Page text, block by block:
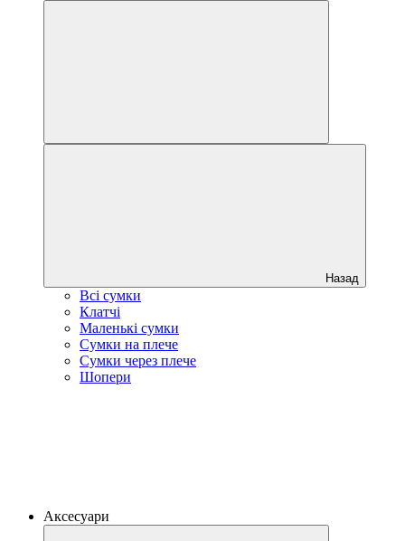
Назад
Всі сумки
Клатчі
Маленькі сумки
Сумки на плече
Сумки через плече
Шопери
Аксесуари